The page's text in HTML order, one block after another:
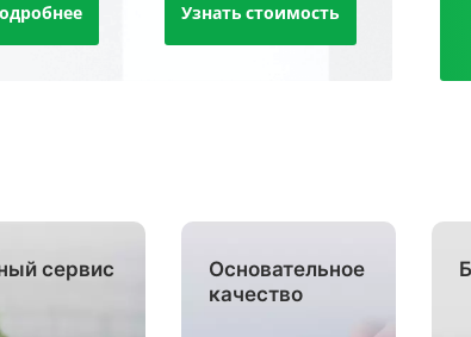
Узнать стоимость
сервис
Основательное
качество